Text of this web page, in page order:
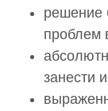
решение
проблем
занести